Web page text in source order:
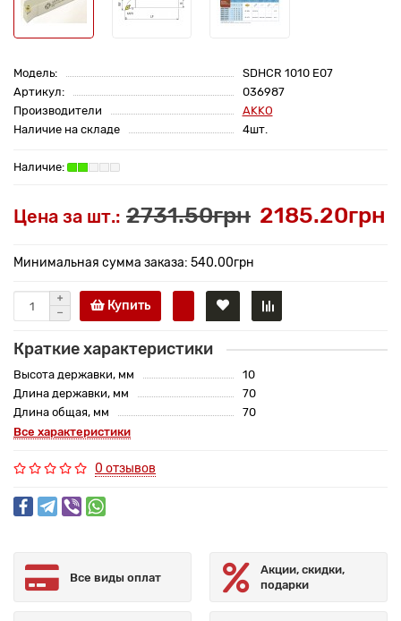
Модель:
SDHCR 1010 E07
Артикул:
036987
Производители
AKKO
Наличие на складе
4шт.
Цена за шт.: 2731.50грн 2185.20грн
Минимальная сумма заказа: 540.00грн
Купить
Краткие характеристики
Высота державки, мм
10
Длина державки, мм
70
Длина общая, мм
70
Все характеристики
0 отзывов
Все виды оплат
Акции, скидки,
подарки